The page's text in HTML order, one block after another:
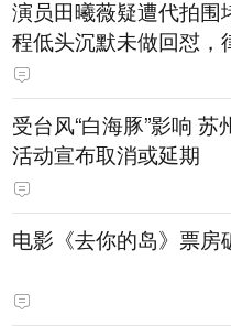
演员田曦薇疑遭代拍围
程低头沉默未做回怼，
出公众人物应容忍的合
受台风“白海豚”影响 苏
活动宣布取消或延期
电影《去你的岛》票房